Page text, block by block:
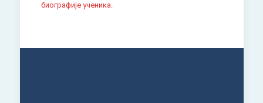
биографије ученика.